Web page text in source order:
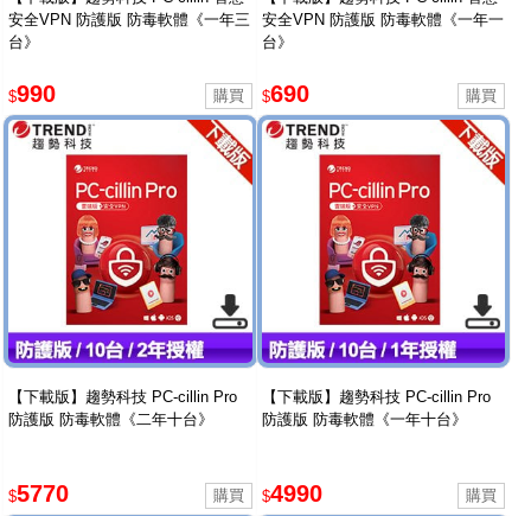
安全VPN 防護版 防毒軟體《一年三
台》
$990
安全VPN 防護版 防毒軟體《一年一
台》
$690
【下載版】趨勢科技 PC-cillin Pro
防護版 防毒軟體《二年十台》
$5770
【下載版】趨勢科技 PC-cillin Pro
防護版 防毒軟體《一年十台》
$4990